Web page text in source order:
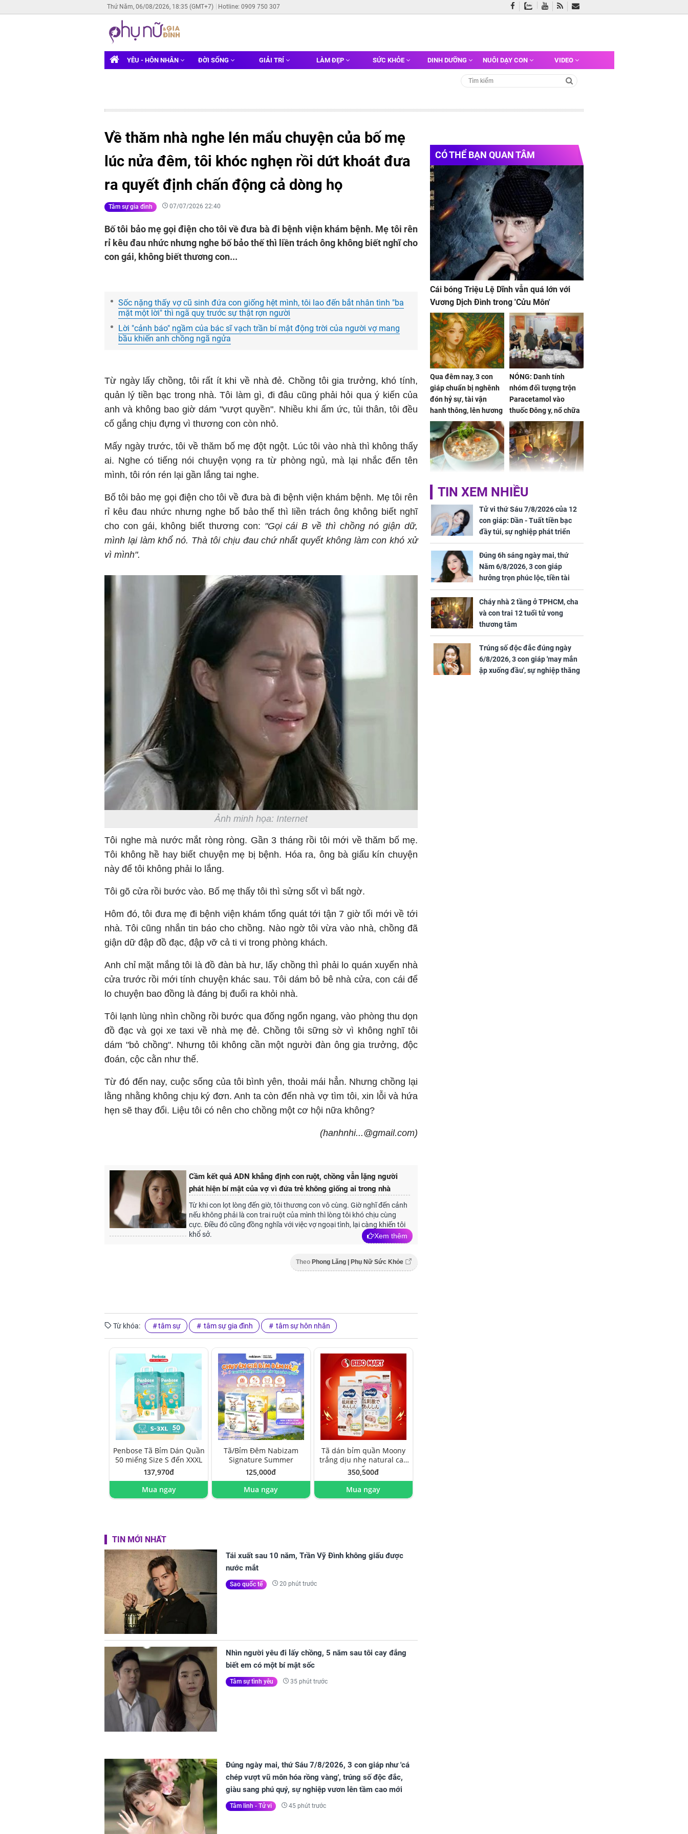
Thứ Năm, 06/08/2026, 18:35 (GMT+7) Hotline: 0909 750 307
YÊU - HÔN NHÂN ĐỜI SỐNG GIẢI TRÍ LÀM ĐẸP SỨC KHỎE DINH DƯỠNG NUÔI DẠY CON VIDEO
Về thăm nhà nghe lén mẩu chuyện của bố mẹ
lúc nửa đêm, tôi khóc nghẹn rồi dứt khoát đưa
ra quyết định chấn động cả dòng họ
Tâm sự gia đình 07/07/2026 22:40
Bố tôi bảo mẹ gọi điện cho tôi về đưa bà đi bệnh viện khám bệnh. Mẹ tôi rên
rỉ kêu đau nhức nhưng nghe bố bảo thế thì liền trách ông không biết nghĩ cho
con gái, không biết thương con...
Sốc nặng thấy vợ cũ sinh đứa con giống hệt mình, tôi lao đến bắt nhân tình "ba
mặt một lời" thì ngã quỵ trước sự thật rợn người
Lời "cảnh báo" ngầm của bác sĩ vạch trần bí mật động trời của người vợ mang
bầu khiến anh chồng ngã ngửa
Từ ngày lấy chồng, tôi rất ít khi về nhà đẻ. Chồng tôi gia trưởng, khó tính,
quản lý tiền bạc trong nhà. Tôi làm gì, đi đâu cũng phải hỏi qua ý kiến của
anh và không bao giờ dám "vượt quyền". Nhiều khi ấm ức, tủi thân, tôi đều
cố gắng chịu đựng vì thương con còn nhỏ.
Mấy ngày trước, tôi về thăm bố mẹ đột ngột. Lúc tôi vào nhà thì không thấy
ai. Nghe có tiếng nói chuyện vọng ra từ phòng ngủ, mà lại nhắc đến tên
mình, tôi rón rén lại gần lắng tai nghe.
Bố tôi bảo mẹ gọi điện cho tôi về đưa bà đi bệnh viện khám bệnh. Mẹ tôi rên
rỉ kêu đau nhức nhưng nghe bố bảo thế thì liền trách ông không biết nghĩ
cho con gái, không biết thương con: "Gọi cái B về thì chồng nó giận dữ,
mình lại làm khổ nó. Thà tôi chịu đau chứ nhất quyết không làm con khó xử
vì mình".
Ảnh minh họa: Internet
Tôi nghe mà nước mắt ròng ròng. Gần 3 tháng rồi tôi mới về thăm bố mẹ.
Tôi không hề hay biết chuyện mẹ bị bệnh. Hóa ra, ông bà giấu kín chuyện
này để tôi không phải lo lắng.
Tôi gõ cửa rồi bước vào. Bố mẹ thấy tôi thì sửng sốt vì bất ngờ.
Hôm đó, tôi đưa mẹ đi bệnh viện khám tổng quát tới tận 7 giờ tối mới về tới
nhà. Tôi cũng nhắn tin báo cho chồng. Nào ngờ tôi vừa vào nhà, chồng đã
giận dữ đập đồ đạc, đập vỡ cả ti vi trong phòng khách.
Anh chỉ mặt mắng tôi là đồ đàn bà hư, lấy chồng thì phải lo quán xuyến nhà
cửa trước rồi mới tính chuyện khác sau. Tôi dám bỏ bê nhà cửa, con cái để
lo chuyện bao đồng là đáng bị đuổi ra khỏi nhà.
Tôi lạnh lùng nhìn chồng rồi bước qua đống ngổn ngang, vào phòng thu dọn
đồ đạc và gọi xe taxi về nhà mẹ đẻ. Chồng tôi sững sờ vì không nghĩ tôi
dám "bỏ chồng". Nhưng tôi không cần một người đàn ông gia trưởng, độc
đoán, cộc cằn như thế.
Từ đó đến nay, cuộc sống của tôi bình yên, thoải mái hẳn. Nhưng chồng lại
lằng nhằng không chịu ký đơn. Anh ta còn đến nhà vợ tìm tôi, xin lỗi và hứa
hẹn sẽ thay đổi. Liệu tôi có nên cho chồng một cơ hội nữa không?
(hanhnhi...@gmail.com)
Cầm kết quả ADN khẳng định con ruột, chồng vẫn lặng người
phát hiện bí mật của vợ vì đứa trẻ không giống ai trong nhà
Từ khi con lọt lòng đến giờ, tôi thương con vô cùng. Giờ nghĩ đến cảnh
nếu không phải là con trai ruột của mình thì lòng tôi khó chịu cùng
cực. Điều đó cũng đồng nghĩa với việc vợ ngoại tình, lại càng khiến tôi
khổ sở.
Xem thêm
Theo Phong Lăng | Phụ Nữ Sức Khỏe
Từ khóa: tâm sự tâm sự gia đình tâm sự hôn nhân
Penbose Tã Bỉm Dán Quần
50 miếng Size S đến XXXL
137,970đ
Mua ngay
Tã/Bỉm Đêm Nabizam
Signature Summer
125,000đ
Mua ngay
Tã dán bỉm quần Moony
trắng dịu nhẹ natural cao
cấp
350,500đ
Mua ngay
TIN MỚI NHẤT
Tái xuất sau 10 năm, Trần Vỹ Đình không giấu được
nước mắt
Sao quốc tế 20 phút trước
Nhìn người yêu đi lấy chồng, 5 năm sau tôi cay đắng
biết em có một bí mật sốc
Tâm sự tình yêu 35 phút trước
Đúng ngày mai, thứ Sáu 7/8/2026, 3 con giáp như 'cá
chép vượt vũ môn hóa rồng vàng', trúng số độc đắc,
giàu sang phú quý, sự nghiệp vươn lên tầm cao mới
Tâm linh - Tử vi 45 phút trước
CÓ THỂ BẠN QUAN TÂM
Cái bóng Triệu Lệ Dĩnh vẫn quá lớn với
Vương Dịch Đình trong 'Cửu Môn'
Qua đêm nay, 3 con
giáp chuẩn bị nghênh
đón hỷ sự, tài vận
hanh thông, lên hương
hóa Rồng hóa Phượng,
gom hết may mắn về
nhà
NÓNG: Danh tính
nhóm đối tượng trộn
Paracetamol vào
thuốc Đông y, nổ chữa
bách bệnh
Giá trị sức khỏe và
cách sử dụng đúng
của loại hạt bình dân
Cháy nhà 2 tầng ở
TPHCM, cha và con
trai 12 tuổi tử vong
thương tâm
Chân dung nam diễn
ứng ngược khi than
nghèo
TIN XEM NHIỀU
Tử vi thứ Sáu 7/8/2026 của 12
con giáp: Dần - Tuất tiền bạc
đầy túi, sự nghiệp phát triển
hưng thịnh, Mão - Thân tài lộc
ảm đạm, mọi sự khó thành công
mỹ mãn
Đúng 6h sáng ngày mai, thứ
Năm 6/8/2026, 3 con giáp
hưởng trọn phúc lộc, tiền tài
tăng vọt, công danh sự nghiệp
thăng hạng không ngừng
Cháy nhà 2 tầng ở TPHCM, cha
và con trai 12 tuổi tử vong
thương tâm
Trúng số độc đắc đúng ngày
6/8/2026, 3 con giáp 'may mắn
ập xuống đầu', sự nghiệp thăng